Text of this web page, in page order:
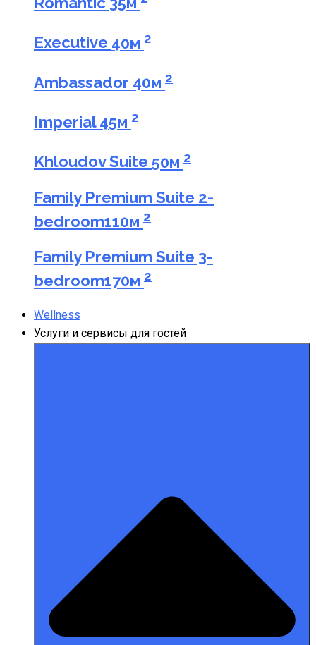
Executive 40м 2
Ambassador 40м 2
Imperial45м 2
Khloudov Suite 50м 2
Family Premium Suite 2-
bedroom110м 2
Family Premium Suite 3-
bedroom170м 2
Wellness
Услуги и сервисы для гостей